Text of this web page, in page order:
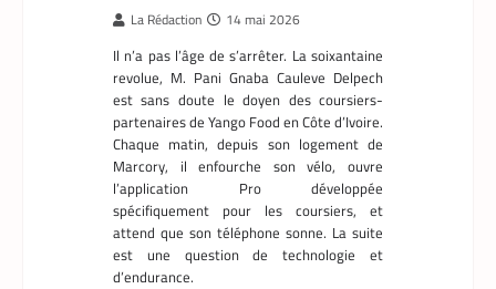
La Rédaction 14 mai 2026
Il n’a pas l’âge de s’arrêter. La soixantaine
revolue, M. Pani Gnaba Cauleve Delpech
est sans doute le doyen des coursiers-
partenaires de Yango Food en Côte d’Ivoire.
Chaque matin, depuis son logement de
Marcory, il enfourche son vélo, ouvre
l’application Pro développée
spécifiquement pour les coursiers, et
attend que son téléphone sonne. La suite
est une question de technologie et
d’endurance.